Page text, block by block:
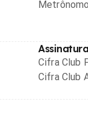
Metrônomo
Cifra Club
Cifra Club